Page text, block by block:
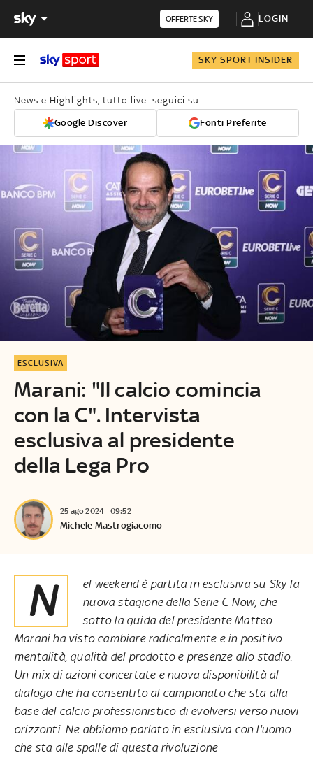
OFFERTE SKY LOGIN
SKY SPORT INSIDER
News e Highlights, tutto live: seguici su
Google Discover Fonti Preferite
Marani: "Il calcio comincia
con la C". Intervista
esclusiva al presidente
della Lega Pro
ESCLUSIVA
25 ago 2024 - 09:52
Michele Mastrogiacomo
Nel weekend è partita in esclusiva su Sky la
nuova stagione della Serie C Now, che
sotto la guida del presidente Matteo
Marani ha visto cambiare radicalmente e in positivo
mentalità, qualità del prodotto e presenze allo stadio.
Un mix di azioni concertate e nuova disponibilità al
dialogo che ha consentito al campionato che sta alla
base del calcio professionistico di evolversi verso nuovi
orizzonti. Ne abbiamo parlato in esclusiva con l'uomo
che sta alle spalle di questa rivoluzione